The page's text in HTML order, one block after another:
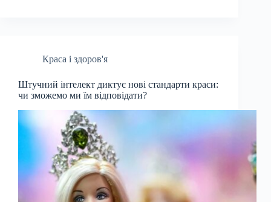
Краса і здоров'я
Штучний інтелект диктує нові стандарти краси:
чи зможемо ми їм відповідати?